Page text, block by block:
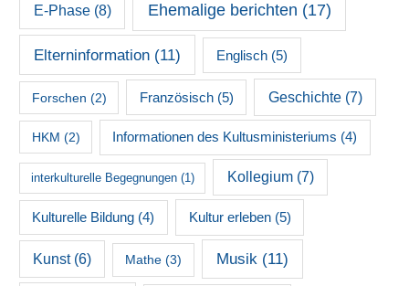
E-Phase(8) Ehemalige berichten (17)
Elterninformation (11) Englisch(5)
Forschen (2) Französisch(5) Geschichte(7)
HKM (2) Informationen des Kultusministeriums (4)
interkulturelle Begegnungen(1) Kollegium(7)
Kulturelle Bildung (4) Kultur erleben(5)
Kunst(6) Mathe (3) Musik (11)